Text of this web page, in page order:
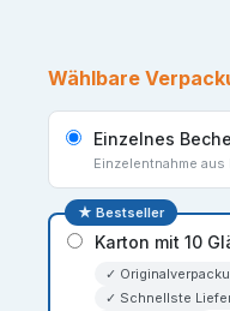
Wählbare
Einzelnes
Einzelentnahme
★ Bestseller
Karton mit 10
✓
✓ Schnellste